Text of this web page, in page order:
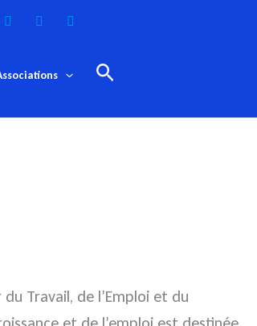
Rechercher
Travail, de l’Emploi et du